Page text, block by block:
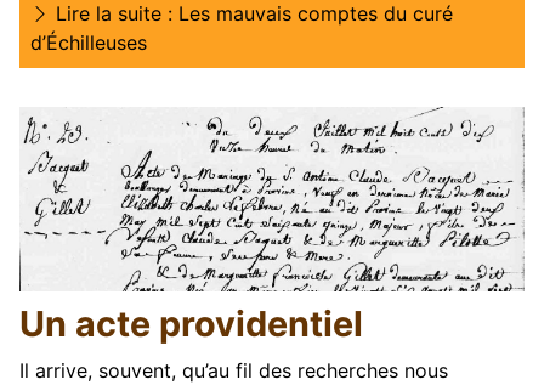
Lire la suite : Les mauvais comptes du curé
d’Échilleuses
Un acte providentiel
Il arrive, souvent, qu’au fil des recherches nous